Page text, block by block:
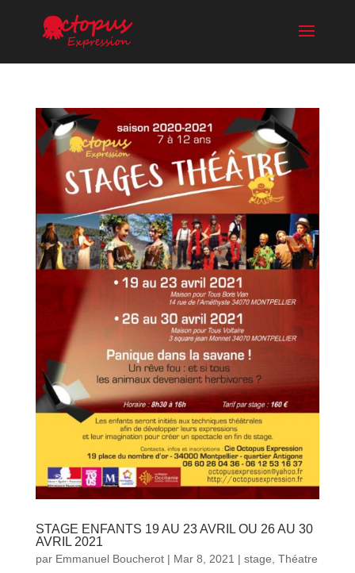
STAGE ENFANTS 19 AU 23 AVRIL OU 26 AU 30
AVRIL 2021
par Emmanuel Boucherot| Mar 8, 2021 | stage Théatre